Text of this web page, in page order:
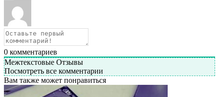
0 комментариев
Межтекстовые Отзывы
Посмотреть все комментарии
Вам также может понравиться